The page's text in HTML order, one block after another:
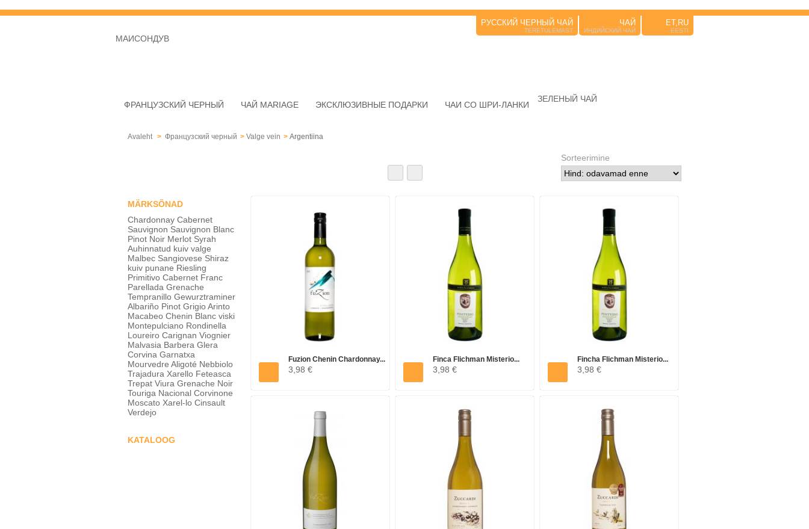
МАИСОНДУВ
ET,RU
EESTI
РУССКИЙ ЧЕРНЫЙ ЧАЙ
TERETULEMAST
ЧАЙ
ИНДИЙСКИЙ ЧАЙ
ФРАНЦУЗСКИЙ ЧЕРНЫЙ ЧАЙ MARIAGE ЭКСКЛЮЗИВНЫЕ ПОДАРКИ ЧАИ СО ШРИ-ЛАНКИ
ЗЕЛЕНЫЙ ЧАЙ
Avaleht > Французский черный > Valge vein > Argentiina
Sorteerimine
MÄRKSÕNAD
Chardonnay Cabernet
Sauvignon Sauvignon Blanc
Pinot Noir Merlot Syrah
Auhinnatud kuiv valge
Malbec Sangiovese Shiraz
kuiv punane Riesling
Primitivo Cabernet Franc
Parellada Grenache
Tempranillo Gewurztraminer
Albariño Pinot GrigioArinto
Macabeo Chenin Blanc viski
Montepulciano Rondinella
Loureiro Carignan Viognier
Malvasia Barbera Glera
Corvina Garnatxa
Mourvedre Aligoté Nebbiolo
Trajadura Xarello Feteasca
Trepat Viura Grenache Noir
Touriga Nacional Corvinone
Moscato Xarel-lo Cinsault
Verdejo
KATALOOG
Fuzion Chenin Chardonnay...
3,98 €
Finca Flichman Misterio...
3,98 €
Fincha Flichman Misterio...
3,98 €